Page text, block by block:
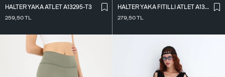
HALTER YAKA ATLET A13295-T3
259,50TL
HALTER YAKA FITILLI ATLET A13294-L7
279,50TL